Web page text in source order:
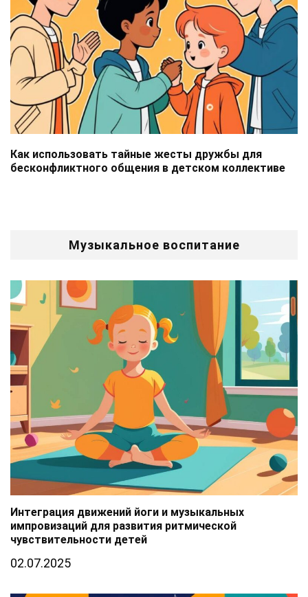
Как использовать тайные жесты дружбы для
бесконфликтного общения в детском коллективе
Музыкальное воспитание
Интеграция движений йоги и музыкальных
импровизаций для развития ритмической
чувствительности детей
02.07.2025